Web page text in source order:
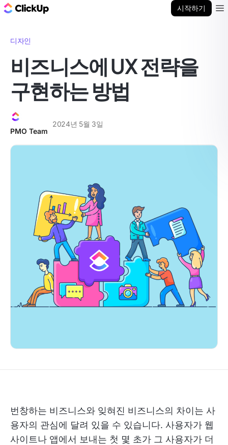
시작하기
디자인
비즈니스에 UX 전략을
구현하는 방법
PMO Team
2024년 5월 3일
번창하는 비즈니스와 잊혀진 비즈니스의 차이는 사
용자의 관심에 달려 있을 수 있습니다. 사용자가 웹
사이트나 앱에서 보내는 첫 몇 초가 그 사용자가 더